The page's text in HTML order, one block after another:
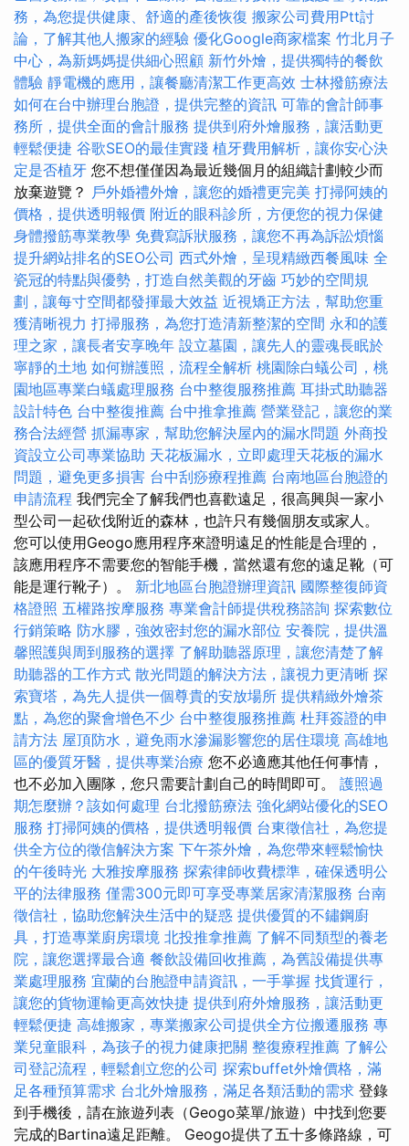
務，為您提供健康、舒適的產後恢復 搬家公司費用Ptt討
論，了解其他人搬家的經驗 優化Google商家檔案 竹北月子
中心，為新媽媽提供細心照顧 新竹外燴，提供獨特的餐飲
體驗 靜電機的應用，讓餐廳清潔工作更高效 士林撥筋療法
如何在台中辦理台胞證，提供完整的資訊 可靠的會計師事
務所，提供全面的會計服務 提供到府外燴服務，讓活動更
輕鬆便捷 谷歌SEO的最佳實踐 植牙費用解析，讓你安心決
定是否植牙 您不想僅僅因為最近幾個月的組織計劃較少而
放棄遊覽？ 戶外婚禮外燴，讓您的婚禮更完美 打掃阿姨的
價格，提供透明報價 附近的眼科診所，方便您的視力保健
身體撥筋專業教學 免費寫訴狀服務，讓您不再為訴訟煩惱
提升網站排名的SEO公司 西式外燴，呈現精緻西餐風味 全
瓷冠的特點與優勢，打造自然美觀的牙齒 巧妙的空間規
劃，讓每寸空間都發揮最大效益 近視矯正方法，幫助您重
獲清晰視力 打掃服務，為您打造清新整潔的空間 永和的護
理之家，讓長者安享晚年 設立墓園，讓先人的靈魂長眠於
寧靜的土地 如何辦護照，流程全解析 桃園除白蟻公司，桃
園地區專業白蟻處理服務 台中整復服務推薦 耳掛式助聽器
設計特色 台中整復推薦 台中推拿推薦 營業登記，讓您的業
務合法經營 抓漏專家，幫助您解決屋內的漏水問題 外商投
資設立公司專業協助 天花板漏水，立即處理天花板的漏水
問題，避免更多損害 台中刮痧療程推薦 台南地區台胞證的
申請流程 我們完全了解我們也喜歡遠足，很高興與一家小
型公司一起砍伐附近的森林，也許只有幾個朋友或家人。
您可以使用Geogo應用程序來證明遠足的性能是合理的，
該應用程序不需要您的智能手機，當然還有您的遠足靴（可
能是運行靴子）。 新北地區台胞證辦理資訊 國際整復師資
格證照 五權路按摩服務 專業會計師提供稅務諮詢 探索數位
行銷策略 防水膠，強效密封您的漏水部位 安養院，提供溫
馨照護與周到服務的選擇 了解助聽器原理，讓您清楚了解
助聽器的工作方式 散光問題的解決方法，讓視力更清晰 探
索寶塔，為先人提供一個尊貴的安放場所 提供精緻外燴茶
點，為您的聚會增色不少 台中整復服務推薦 杜拜簽證的申
請方法 屋頂防水，避免雨水滲漏影響您的居住環境 高雄地
區的優質牙醫，提供專業治療 您不必適應其他任何事情，
也不必加入團隊，您只需要計劃自己的時間即可。 護照過
期怎麼辦？該如何處理 台北撥筋療法 強化網站優化的SEO
服務 打掃阿姨的價格，提供透明報價 台東徵信社，為您提
供全方位的徵信解決方案 下午茶外燴，為您帶來輕鬆愉快
的午後時光 大雅按摩服務 探索律師收費標準，確保透明公
平的法律服務 僅需300元即可享受專業居家清潔服務 台南
徵信社，協助您解決生活中的疑惑 提供優質的不鏽鋼廚
具，打造專業廚房環境 北投推拿推薦 了解不同類型的養老
院，讓您選擇最合適 餐飲設備回收推薦，為舊設備提供專
業處理服務 宜蘭的台胞證申請資訊，一手掌握 找貨運行，
讓您的貨物運輸更高效快捷 提供到府外燴服務，讓活動更
輕鬆便捷 高雄搬家，專業搬家公司提供全方位搬遷服務 專
業兒童眼科，為孩子的視力健康把關 整復療程推薦 了解公
司登記流程，輕鬆創立您的公司 探索buffet外燴價格，滿
足各種預算需求 台北外燴服務，滿足各類活動的需求 登錄
到手機後，請在旅遊列表（Geogo菜單/旅遊）中找到您要
完成的Bartina遠足距離。 Geogo提供了五十多條路線，可